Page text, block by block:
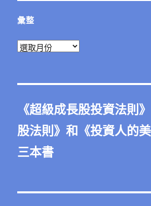
彙整
彙
《超級成長股投資法則
股法則》和《投資人的
三本書